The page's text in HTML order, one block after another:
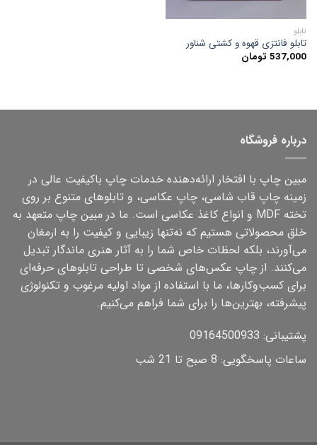
تابلو
تابلو فانتزی قهوه و کشتی شناور
537,000 تومان
درباره فروشگاه
مبین چاپ با افتخار ارائه‌دهنده خدمات چاپ باکیفیت عالی در
زمینه چاپ قاب شاسی، چاپ عکاسی، و تابلوهای متنوع بر روی
تخته MDF و انواع کاغذ عکاسی است. ما در مبین چاپ متعهد به
خلق محصولاتی هستیم که نه‌تنها زیبایی و کیفیت را به ارمغان
می‌آورند، بلکه لحظات خاص شما را به آثار هنری ماندگار تبدیل
می‌کنند. از چاپ عکس‌های شخصی تا طراحی تابلوهای حرفه‌ای
برای کسب‌وکارها، ما با استفاده از مواد اولیه مرغوب و تکنولوژی
پیشرفته، بهترین‌ها را برای شما فراهم می‌کنیم.
پشتیبانی: 09164500933
ساعات پاسخگویی: 8 صبح تا 21 شب